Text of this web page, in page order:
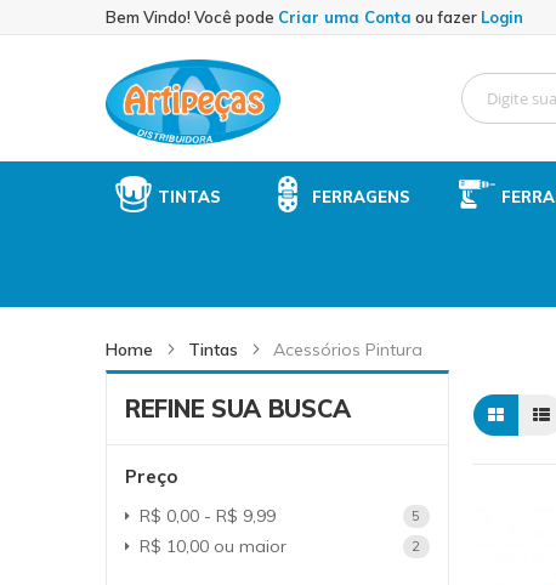
Bem Vindo! Você pode Criar uma Conta ou fazer Login
to
TINTAS FERRAGENS
Home Tintas Acessórios Pintura
REFINE SUA BUSCA
Preço
R$ 0,00 - R$ 9,99 5 item
R$ 10,00 ou maior 2 item